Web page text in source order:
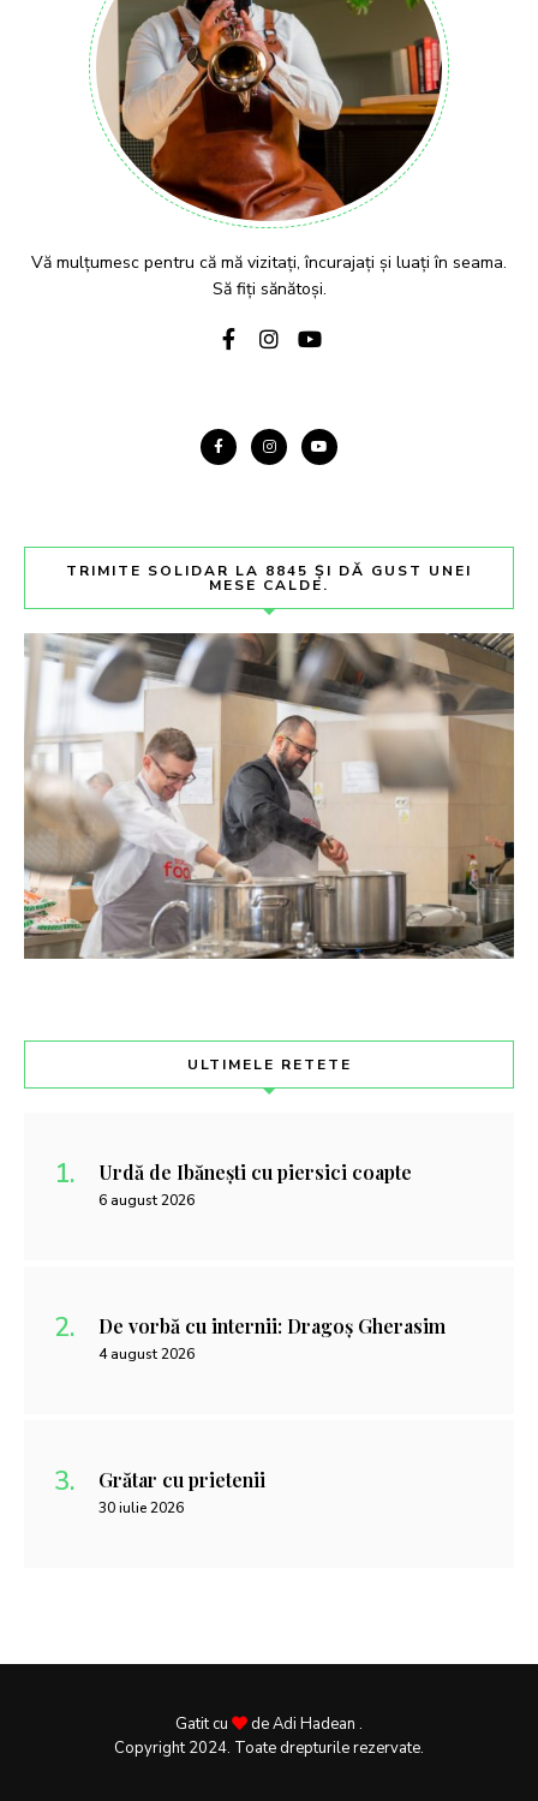
Vă mulțumesc pentru că mă vizitați, încurajați și luați în seama.
Să fiți sănătoși.
TRIMITE SOLIDAR LA 8845 ȘI DĂ GUST UNEI
MESE CALDE.
ULTIMELE RETETE
Urdă de Ibănești cu piersici coapte
6 august 2026
De vorbă cu internii: Dragoș Gherasim
4 august 2026
Grătar cu prietenii
30 iulie 2026
Gatit cu
de Adi Hadean .
Copyright 2024. Toate drepturile rezervate.